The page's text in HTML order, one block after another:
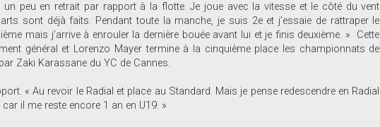
peu en retrait par rapport à la flotte. Je joue avec la vitesse et le côté du vent
sont déjà faits. Pendant toute la manche, je suis 2e et j’essaie de rattraper le
mais j’arrive à enrouler la dernière bouée avant lui et je finis deuxième. » Cette
général et Lorenzo Mayer termine à la cinquième place les championnats de
Zaki Karassane du YC de Cannes.
« Au revoir le Radial et place au Standard. Mais je pense redescendre en Radial
il me reste encore 1 an en U19. »